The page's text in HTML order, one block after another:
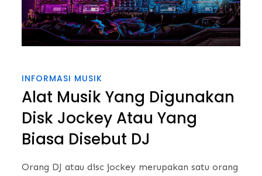
INFORMASI MUSIK
Alat Musik Yang Digunakan
Disk Jockey Atau Yang
Biasa Disebut DJ
Orang DJ atau disc jockey merupakan satu orang